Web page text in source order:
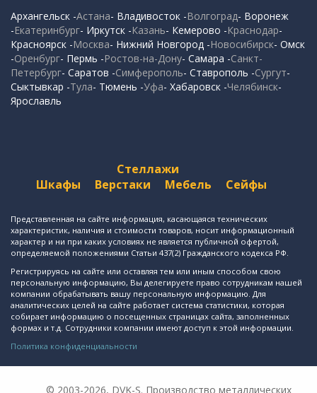
Архангельск -Астана- Владивосток -Волгоград- Воронеж
-Екатеринбург- Иркутск -Казань- Кемерово -Краснодар-
Красноярск -Москва- Нижний Новгород -Новосибирск- Омск
-Оренбург- Пермь -Ростов-на-Дону- Самара -Санкт-
Петербург- Саратов -Симферополь- Ставрополь -Сургут-
Сыктывкар -Тула- Тюмень -Уфа- Хабаровск -Челябинск-
Ярославль
Стеллажи
Шкафы
Верстаки Мебель Сейфы
Представленная на сайте информация, касающаяся технических
характеристик, наличия и стоимости товаров, носит информационный
характер и ни при каких условиях не является публичной офертой,
определяемой положениями Статьи 437(2) Гражданского кодекса РФ.
Регистрируясь на сайте или оставляя тем или иным способом свою
персональную информацию, Вы делегируете право сотрудникам нашей
компании обрабатывать вашу персональную информацию. Для
аналитических целей на сайте работает система статистики, которая
собирает информацию о посещенных страницах сайта, заполненных
формах и т.д. Сотрудники компании имеют доступ к этой информации.
Политика конфиденциальности
© 2003-2026, DVK-S. Производство металлических